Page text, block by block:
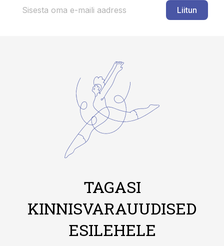
Liitun
TAGASI
KINNISVARAUUDISED
ESILEHELE